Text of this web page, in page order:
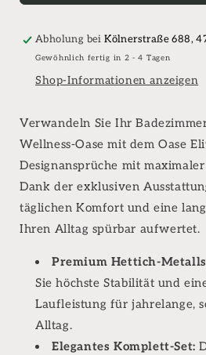
Unterschrank
Waschtisch
mit
hochwertigen
Metallschubladen
Hettich
(BETAZ)
Unterschrank
Waschtisch
mit
hochwertigen
Hettich
(BETAZ)
Abholung beiKölnerstraße 688,
Gewöhnlich fertig in 2 - 4 Tagen
Shop-Informationen anzeigen
Verwandeln Sie Ihr
Wellness-Oase mit dem Oase
Designansprüche mit
Dank der exklusiven
täglichen Komfort und eine
Ihren Alltag spürbar aufwertet.
Premium Hettich-
Sie höchste Stabilität und
Laufleistung für jahrelange,
Alltag.
Elegantes Komplett-Set: